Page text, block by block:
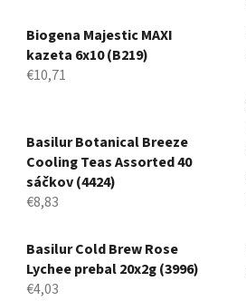
Biogena Majestic MAXI
kazeta 6x10 (B219)
€10,71
Basilur Botanical Breeze
Cooling Teas Assorted 40
sáčkov (4424)
€8,83
Basilur Cold Brew Rose
Lychee prebal 20x2g (3996)
€4,03